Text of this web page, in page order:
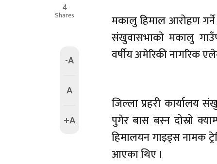
4
Shares
-A
A
+A
मकालु हिमाल आरोहण गर्ने
संखुवासभाको मकालु
वर्षीय अमेरिकी नागरिक
जिल्ला प्रहरी कार्यालय
पुगेर बास बस्न दोस्रो
हिमालयन गाइड्स नामक
आएका थिए ।